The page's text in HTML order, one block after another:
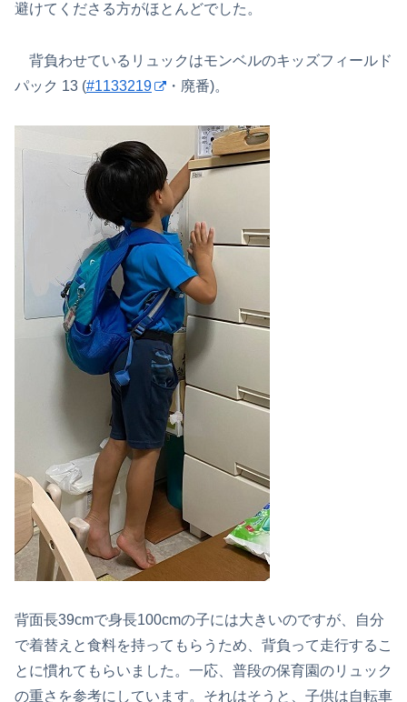
避けてくださる方がほとんどでした。
背負わせているリュックはモンベルのキッズフィールド
パック 13 (#1133219 ・廃番)。
背面長39cmで身長100cmの子には大きいのですが、自分
で着替えと食料を持ってもらうため、背負って走行するこ
とに慣れてもらいました。一応、普段の保育園のリュック
の重さを参考にしています。それはそうと、子供は自転車